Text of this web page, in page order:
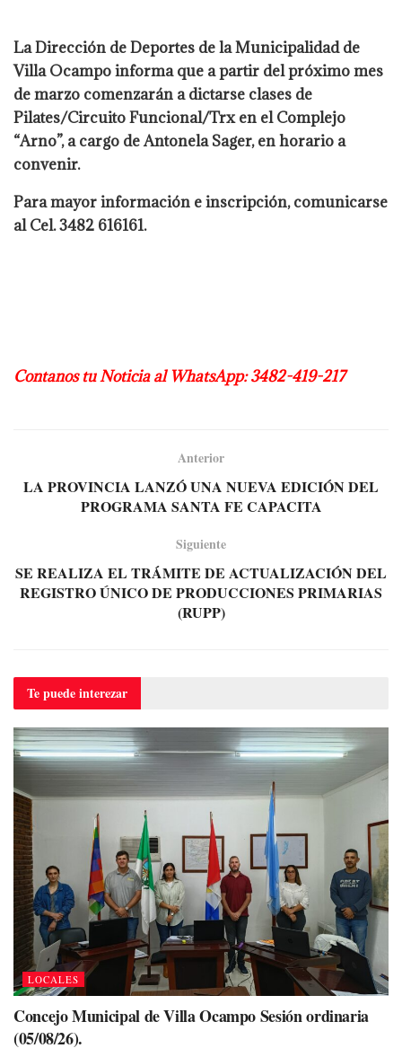
La Dirección de Deportes de la Municipalidad de
Villa Ocampo informa que a partir del próximo mes
de marzo comenzarán a dictarse clases de
Pilates/Circuito Funcional/Trx en el Complejo
“Arno”, a cargo de Antonela Sager, en horario a
convenir.
Para mayor información e inscripción, comunicarse
al Cel. 3482 616161.
Contanos tu Noticia al WhatsApp: 3482-419-217
Anterior
LA PROVINCIA LANZÓ UNA NUEVA EDICIÓN DEL
PROGRAMA SANTA FE CAPACITA
Siguiente
SE REALIZA EL TRÁMITE DE ACTUALIZACIÓN DEL
REGISTRO ÚNICO DE PRODUCCIONES PRIMARIAS
(RUPP)
Te puedeinterezar
LOCALES
Concejo Municipal de Villa Ocampo Sesión ordinaria
(05/08/26).